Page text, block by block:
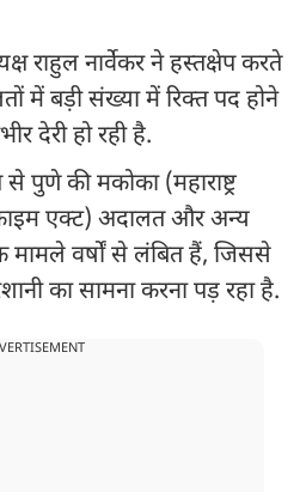
राहुल नार्वेकर ने हस्तक्षेप करते
में बड़ी संख्या में रिक्त पद होने
देरी हो रही है.
पुणे की मकोका (महाराष्ट्र
एक्ट) अदालत और अन्य
वर्षों से लंबित हैं, जिससे
का सामना करना पड़ रहा है.